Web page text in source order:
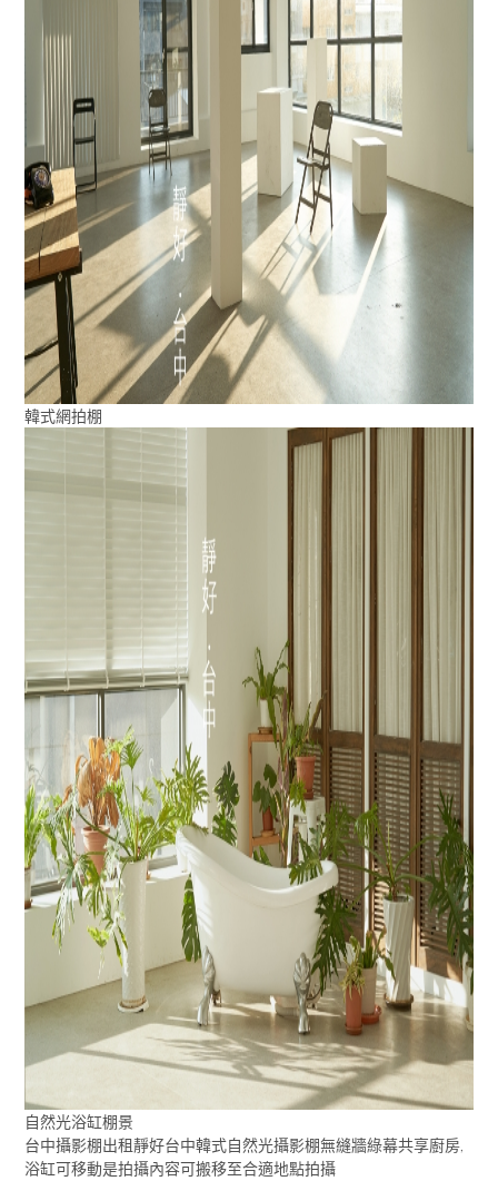
韓式網拍棚
自然光浴缸棚景
台中攝影棚出租靜好台中韓式自然光攝影棚無縫牆綠幕共享廚房,
浴缸可移動是拍攝內容可搬移至合適地點拍攝